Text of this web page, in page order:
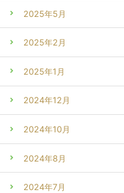
2025年5月
2025年2月
2025年1月
2024年12月
2024年10月
2024年8月
2024年7月